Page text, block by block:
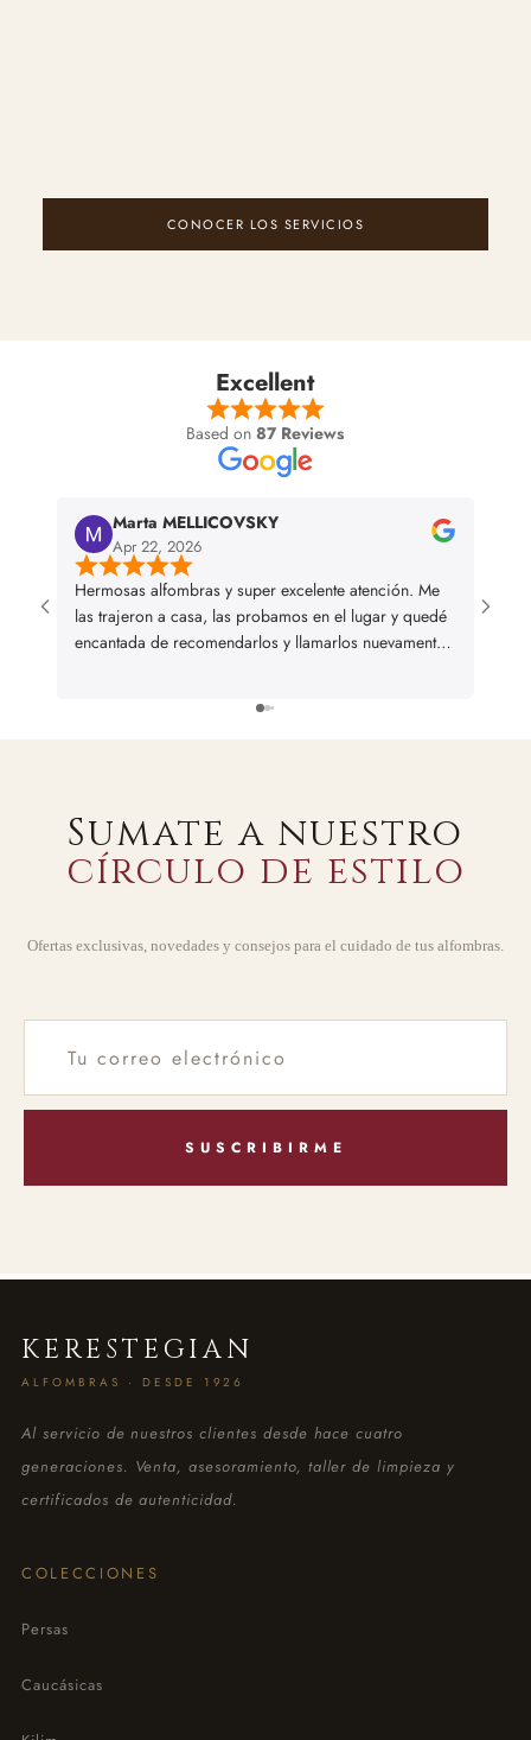
CONOCER LOS SERVICIOS
Excellent
Based on 87 Reviews
Marta MELLICOVSKY
Apr 22, 2026
Hermosas alfombras y super excelente atención. Me
las trajeron a casa, las probamos en el lugar y quedé
encantada de recomendarlos y llamarlos nuevamente
Sumate a nuestro
círculo de estilo
Ofertas exclusivas, novedades y consejos para el cuidado de tus alfombras.
SUSCRIBIRME
KERESTEGIAN
ALFOMBRAS · DESDE 1926
Al servicio de nuestros clientes desde hace cuatro
generaciones. Venta, asesoramiento, taller de limpieza y
certificados de autenticidad.
COLECCIONES
Persas
Caucásicas